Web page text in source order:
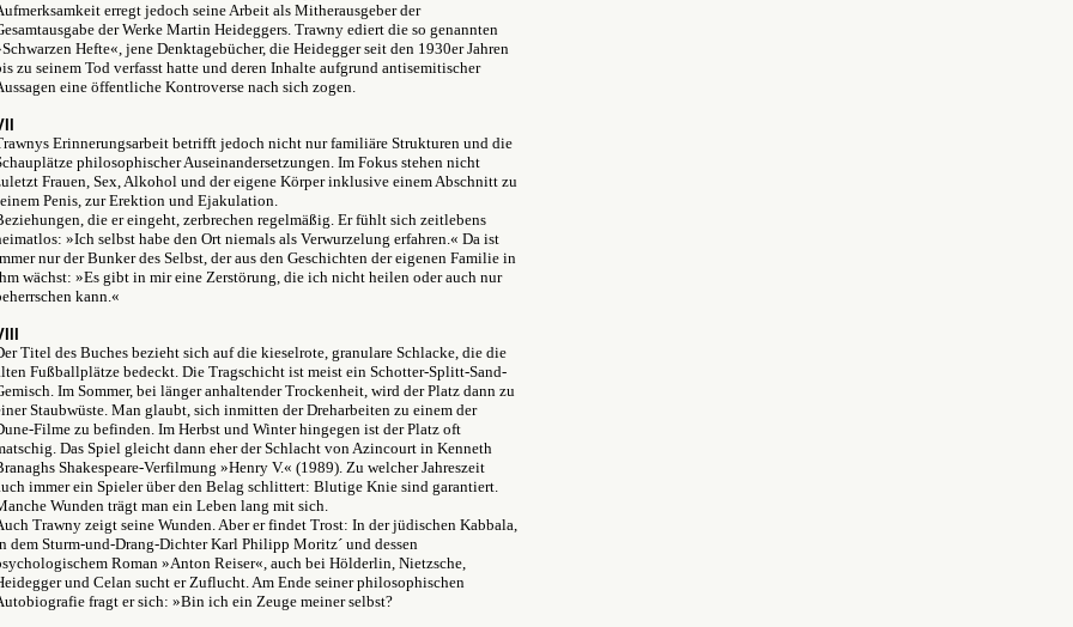
erregt jedoch seine Arbeit als Mitherausgeber der
der Werke Martin Heideggers. Trawny ediert die so genannten
Hefte«, jene Denktagebücher, die Heidegger seit den 1930er Jahren
zu seinem Tod verfasst hatte und deren Inhalte aufgrund antisemitischer
eine öffentliche Kontroverse nach sich zogen.
Erinnerungsarbeit betrifft jedoch nicht nur familiäre Strukturen und die
philosophischer Auseinandersetzungen. Im Fokus stehen nicht
Frauen, Sex, Alkohol und der eigene Körper inklusive einem Abschnitt zu
Penis, zur Erektion und Ejakulation.
die er eingeht, zerbrechen regelmäßig. Er fühlt sich zeitlebens
»Ich selbst habe den Ort niemals als Verwurzelung erfahren.« Da ist
nur der Bunker des Selbst, der aus den Geschichten der eigenen Familie in
wächst: »Es gibt in mir eine Zerstörung, die ich nicht heilen oder auch nur
kann.«
Titel des Buches bezieht sich auf die kieselrote, granulare Schlacke, die die
Fußballplätze bedeckt. Die Tragschicht ist meist ein Schotter-Splitt-Sand-
Im Sommer, bei länger anhaltender Trockenheit, wird der Platz dann zu
Staubwüste. Man glaubt, sich inmitten der Dreharbeiten zu einem der
Filme zu befinden. Im Herbst und Winter hingegen ist der Platz oft
Das Spiel gleicht dann eher der Schlacht von Azincourt in Kenneth
Shakespeare-Verfilmung »Henry V.« (1989). Zu welcher Jahreszeit
immer ein Spieler über den Belag schlittert: Blutige Knie sind garantiert.
Wunden trägt man ein Leben lang mit sich.
Trawny zeigt seine Wunden. Aber er findet Trost: In der jüdischen Kabbala,
dem Sturm-und-Drang-Dichter Karl Philipp Moritz´ und dessen
Roman »Anton Reiser«, auch bei Hölderlin, Nietzsche,
und Celan sucht er Zuflucht. Am Ende seiner philosophischen
fragt er sich: »Bin ich ein Zeuge meiner selbst?